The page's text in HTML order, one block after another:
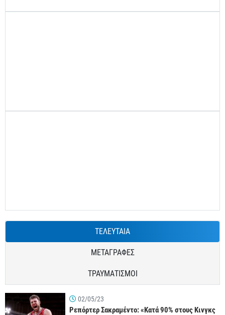
ΤΕΛΕΥΤΑΙΑ
ΜΕΤΑΓΡΑΦΕΣ
ΤΡΑΥΜΑΤΙΣΜΟΙ
02/05/23
Ρεπόρτερ Σακραμέντο: «Κατά 90% στους Κινγκς